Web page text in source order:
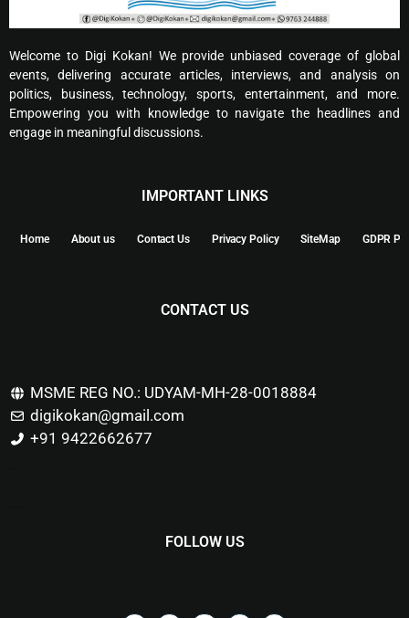
Welcome to Digi Kokan! We provide unbiased coverage of global
events, delivering accurate articles, interviews, and analysis on
politics, business, technology, sports, entertainment, and more.
Empowering you with knowledge to navigate the headlines and
engage in meaningful discussions.
IMPORTANT LINKS
Home About us Contact Us Privacy Policy SiteMap GDPR
CONTACT US
MSME REG NO.: UDYAM-MH-28-0018884
digikokan@gmail.com
+91 9422662677
FOLLOW US